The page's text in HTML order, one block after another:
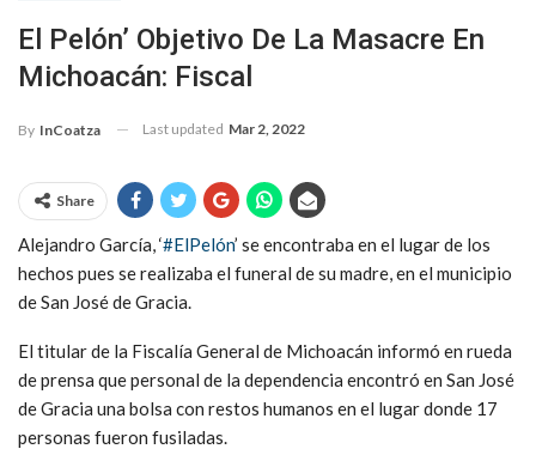
El Pelón’ Objetivo De La Masacre En
Michoacán: Fiscal
By InCoatza Last updated Mar 2, 2022
Share
Alejandro García, ‘#ElPelón’ se encontraba en el lugar de los
hechos pues se realizaba el funeral de su madre, en el municipio
de San José de Gracia.
El titular de la Fiscalía General de Michoacán informó en rueda
de prensa que personal de la dependencia encontró en San José
de Gracia una bolsa con restos humanos en el lugar donde 17
personas fueron fusiladas.